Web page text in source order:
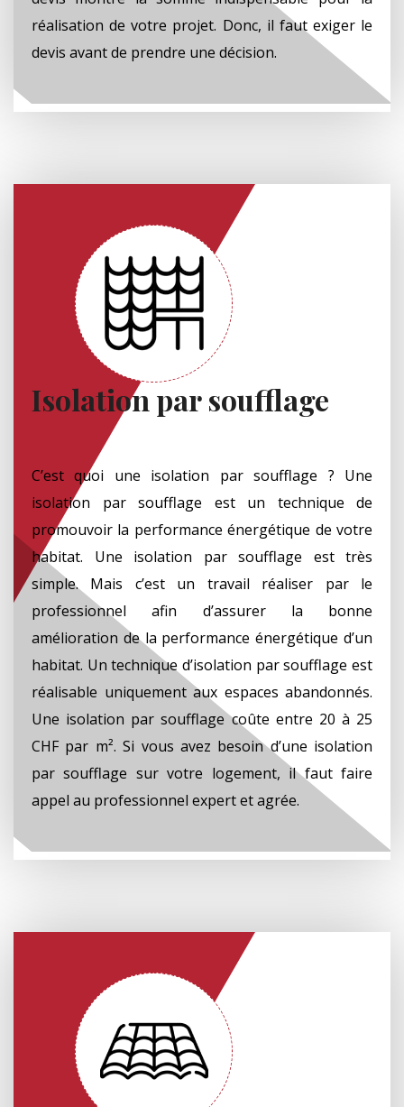
réalisation de votre projet. Donc, il faut exiger le
devis avant de prendre une décision.
Isolation par soufflage
C’est quoi une isolation par soufflage ? Une
isolation par soufflage est un technique de
promouvoir la performance énergétique de votre
habitat. Une isolation par soufflage est très
simple. Mais c’est un travail réaliser par le
professionnel afin d’assurer la bonne
amélioration de la performance énergétique d’un
habitat. Un technique d’isolation par soufflage est
réalisable uniquement aux espaces abandonnés.
Une isolation par soufflage coûte entre 20 à 25
CHF par m². Si vous avez besoin d’une isolation
par soufflage sur votre logement, il faut faire
appel au professionnel expert et agrée.